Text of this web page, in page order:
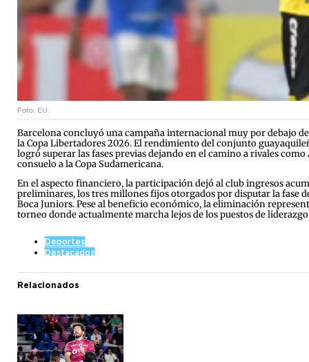
Foto: EU.
Barcelona concluyó una campaña internacional muy por debajo
la Copa Libertadores 2026. El rendimiento del conjunto
logró superar las fases previas dejando en el camino a rivales
consuelo a la Copa Sudamericana.
En el aspecto financiero, la participación dejó al club ingresos
preliminares, los tres millones fijos otorgados por disputar la fase
Boca Juniors. Pese al beneficio económico, la eliminación
torneo donde actualmente marcha lejos de los puestos de
Deportes
Destacados
Relacionados